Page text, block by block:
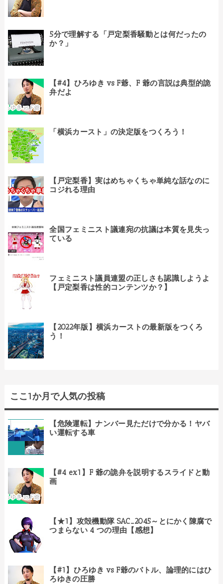
5分で理解する「戸定梨香騒動とは何だったの
か？」
【#4】ひろゆき vs F爺、F 爺の言説は典型的詭
弁だよ
「横浜カースト」の決定版をつくろう！
【戸定梨香】実はめちゃくちゃ単純な話なのに
コジれる理由
全国フェミニスト議連宛の抗議は本質を見失っ
ている
フェミニスト議員連盟の正しさも認識しようよ
【戸定梨香は性的コンテンツか？】
【2022年版】横浜カーストの最新版をつくろ
う！
ここ1か月で人気の投稿
【危険運転】ナンバー見ただけで分かる！ヤバ
い運転する車
【#4 ex1】F 爺の詭弁を説明するスライドと動
画
【★1】攻殻機動隊 SAC_2045～とにかく陳腐で
つまらない 4 つの理由【感想】
【#1】ひろゆき vs F爺のバトル、論理的にはひ
ろゆきの圧勝